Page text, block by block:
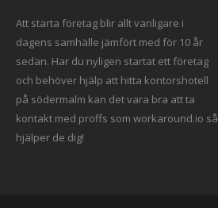
Att starta företag blir allt vanligare i
dagens samhälle jämfört med för 10 år
sedan. Har du nyligen startat ett företag
och behöver hjälp att hitta kontorshotell
på södermalm kan det vara bra att ta
kontakt med proffs som workaround.io så
hjälper de dig!